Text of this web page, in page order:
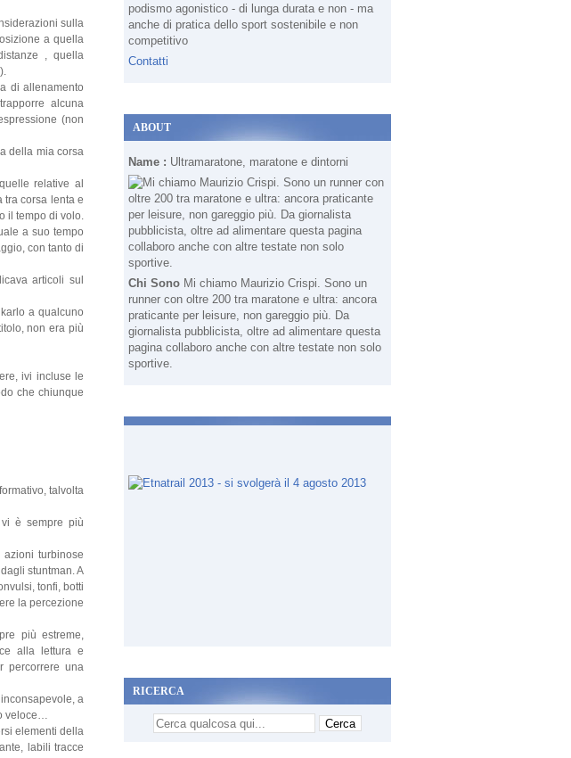
sulla
a quella
, quella
di allenamento
alcuna
(non
della mia corsa
relative al
tra corsa lenta e
il tempo di volo.
a suo tempo
con tanto di
articoli sul
a qualcuno
non era più
ivi incluse le
che chiunque
talvolta
è sempre più
turbinose
stuntman. A
tonfi, botti
la percezione
più estreme,
alla lettura e
percorrere una
a
veloce…
elementi della
labili tracce
podismo agonistico - di lunga durata e non - ma
anche di pratica dello sport sostenibile e non
competitivo
Contatti
ABOUT
Name : Ultramaratone, maratone e dintorni
Chi Sono Mi chiamo Maurizio Crispi. Sono un
runner con oltre 200 tra maratone e ultra: ancora
praticante per leisure, non gareggio più. Da
giornalista pubblicista, oltre ad alimentare questa
pagina collaboro anche con altre testate non solo
sportive.
RICERCA